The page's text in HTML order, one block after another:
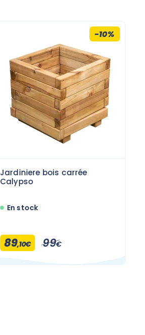
-10%
Jardiniere bois carrée
Calypso
En stock
89,10€ 99€